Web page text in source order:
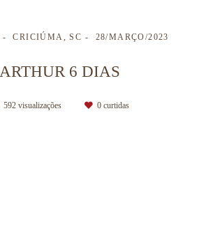
CRICIÚMA, SC 28/MARÇO/2023
ARTHUR 6 DIAS
592visualizações 0curtidas